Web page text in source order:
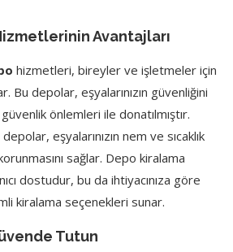
Avantajları
hizmetleri, bireyler ve işletmeler için
Bu depolar, eşyalarınızın güvenliğini
önlemleri ile donatılmıştır.
eşyalarınızın nem ve sıcaklık
sağlar. Depo kiralama
dostudur, bu da ihtiyacınıza göre
kiralama seçenekleri sunar.
Tutun